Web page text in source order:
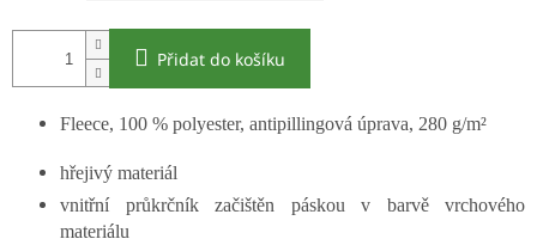
Přidat do košíku
Fleece, 100 % polyester, antipillingová úprava, 280 g/m²
hřejivý materiál
vnitřní průkrčník začištěn páskou v barvě vrchového
materiálu